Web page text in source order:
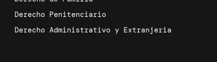
Derecho Penitenciario
Derecho Administrativo y Extranjeria